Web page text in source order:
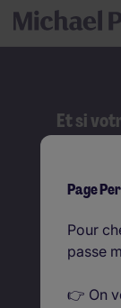
Et si
Page
Pour
passe
👉 On